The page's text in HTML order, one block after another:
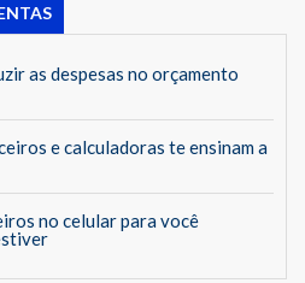
as despesas no orçamento
e calculadoras te ensinam a
no celular para você